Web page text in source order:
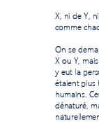
X, ni de Y,
comme
On se
X ou Y,
y eut la
étaient plus
humains.
dénaturé,